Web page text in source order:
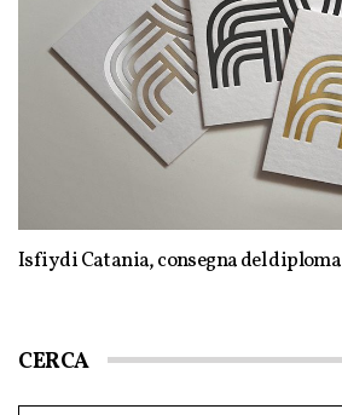
Isfiy di Catania, consegna del diploma
CERCA